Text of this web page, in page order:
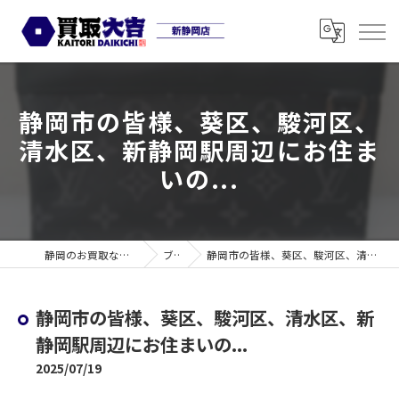
静岡市の皆様、葵区、駿河区、
清水区、新静岡駅周辺にお住ま
いの...
静岡のお買取なら買取大吉 新静岡店 ブログ 静岡市の皆様、葵区、駿河区、清水区、新静岡駅周辺にお住まいの...
静岡市の皆様、葵区、駿河区、清水区、新
静岡駅周辺にお住まいの...
2025/07/19